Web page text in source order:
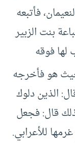
فأتبعه
بنت الزبير
فوقه
هو فأخرجه
الذين دلوك
قال: فجعل
للأعرابي.